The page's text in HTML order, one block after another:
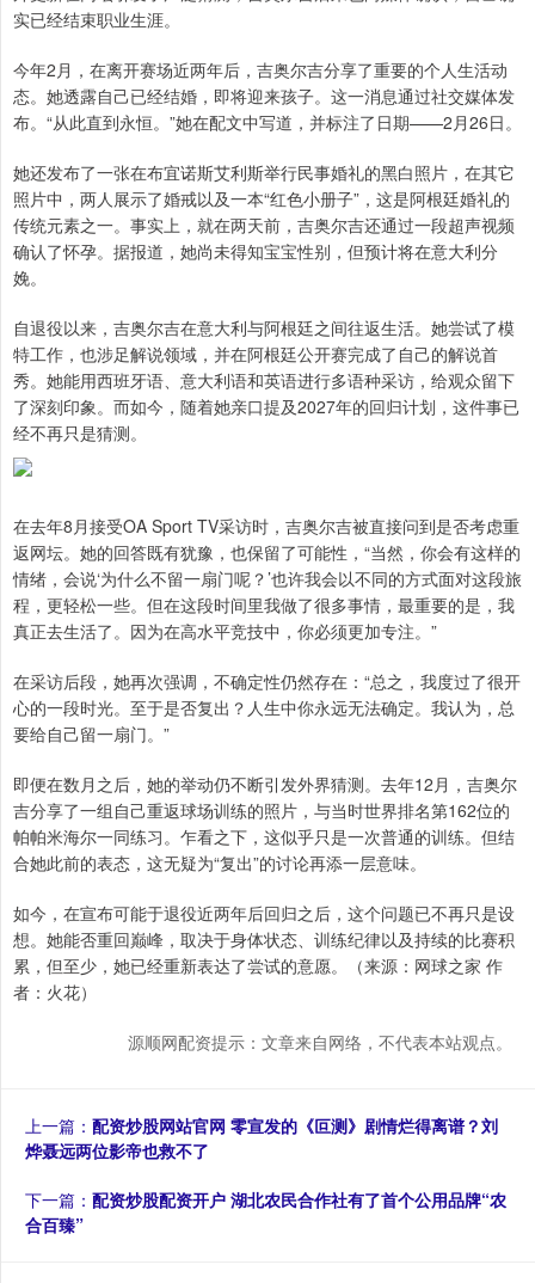
实已经结束职业生涯。
今年2月，在离开赛场近两年后，吉奥尔吉分享了重要的个人生活动
态。她透露自己已经结婚，即将迎来孩子。这一消息通过社交媒体发
布。“从此直到永恒。”她在配文中写道，并标注了日期——2月26日。
她还发布了一张在布宜诺斯艾利斯举行民事婚礼的黑白照片，在其它
照片中，两人展示了婚戒以及一本“红色小册子”，这是阿根廷婚礼的
传统元素之一。事实上，就在两天前，吉奥尔吉还通过一段超声视频
确认了怀孕。据报道，她尚未得知宝宝性别，但预计将在意大利分
娩。
自退役以来，吉奥尔吉在意大利与阿根廷之间往返生活。她尝试了模
特工作，也涉足解说领域，并在阿根廷公开赛完成了自己的解说首
秀。她能用西班牙语、意大利语和英语进行多语种采访，给观众留下
了深刻印象。而如今，随着她亲口提及2027年的回归计划，这件事已
经不再只是猜测。
在去年8月接受OA Sport TV采访时，吉奥尔吉被直接问到是否考虑重
返网坛。她的回答既有犹豫，也保留了可能性，“当然，你会有这样的
情绪，会说‘为什么不留一扇门呢？’也许我会以不同的方式面对这段旅
程，更轻松一些。但在这段时间里我做了很多事情，最重要的是，我
真正去生活了。因为在高水平竞技中，你必须更加专注。”
在采访后段，她再次强调，不确定性仍然存在：“总之，我度过了很开
心的一段时光。至于是否复出？人生中你永远无法确定。我认为，总
要给自己留一扇门。”
即便在数月之后，她的举动仍不断引发外界猜测。去年12月，吉奥尔
吉分享了一组自己重返球场训练的照片，与当时世界排名第162位的
帕帕米海尔一同练习。乍看之下，这似乎只是一次普通的训练。但结
合她此前的表态，这无疑为“复出”的讨论再添一层意味。
如今，在宣布可能于退役近两年后回归之后，这个问题已不再只是设
想。她能否重回巅峰，取决于身体状态、训练纪律以及持续的比赛积
累，但至少，她已经重新表达了尝试的意愿。（来源：网球之家 作
者：火花）
源顺网配资提示：文章来自网络，不代表本站观点。
上一篇： 配资炒股网站官网 零宣发的《叵测》剧情烂得离谱？刘
烨聂远两位影帝也救不了
下一篇： 配资炒股配资开户 湖北农民合作社有了首个公用品牌“农
合百臻”